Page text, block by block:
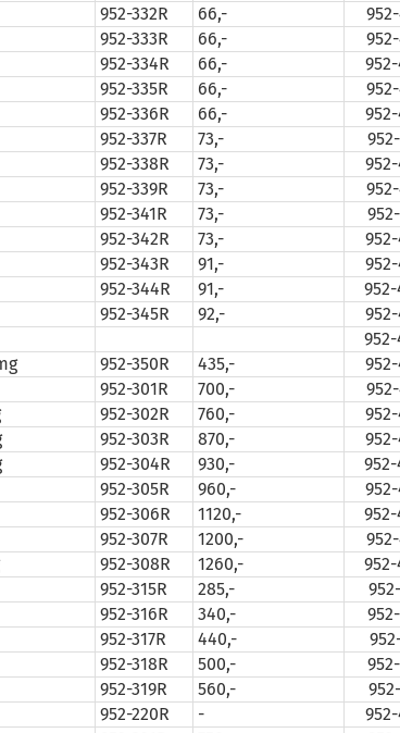
952-332R 66,-
952-333R 66,-
952-334R 66,-
952-335R 66,-
952-336R 66,-
952-337R 73,-
952-338R 73,-
952-339R 73,-
952-341R 73,-
952-342R 73,-
952-343R 91,-
952-344R 91,-
952-345R 92,-
952-350R 435,-
952-301R 700,-
952-302R 760,-
952-303R 870,-
952-304R 930,-
952-305R 960,-
952-306R 1120,-
952-307R 1200,-
952-308R 1260,-
952-315R 285,-
952-316R 340,-
952-317R 440,-
952-318R 500,-
952-319R 560,-
952-220R -